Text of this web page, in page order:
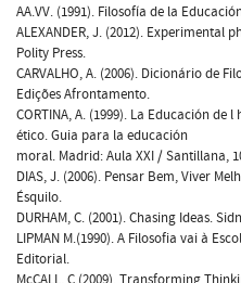
AA.VV. (1991). Filosofía de la
ALEXANDER, J. (2012). Experimental
Polity Press.
CARVALHO, A. (2006). Dicionário de
Edições Afrontamento.
CORTINA, A. (1999). La Educación de
ético. Guia para la educación
moral. Madrid: Aula XXI / Santillana,
DIAS, J. (2006). Pensar Bem, Viver
Ésquilo.
DURHAM, C. (2001). Chasing Ideas.
LIPMAN M.(1990). A Filosofia vai à
Editorial.